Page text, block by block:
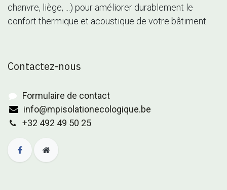
chanvre, liège, ...) pour améliorer durablement le
confort thermique et acoustique de votre bâtiment.
Contactez-nous
Formulaire de contact
info@mpisolationecologique.be
+32 492 49 50 25